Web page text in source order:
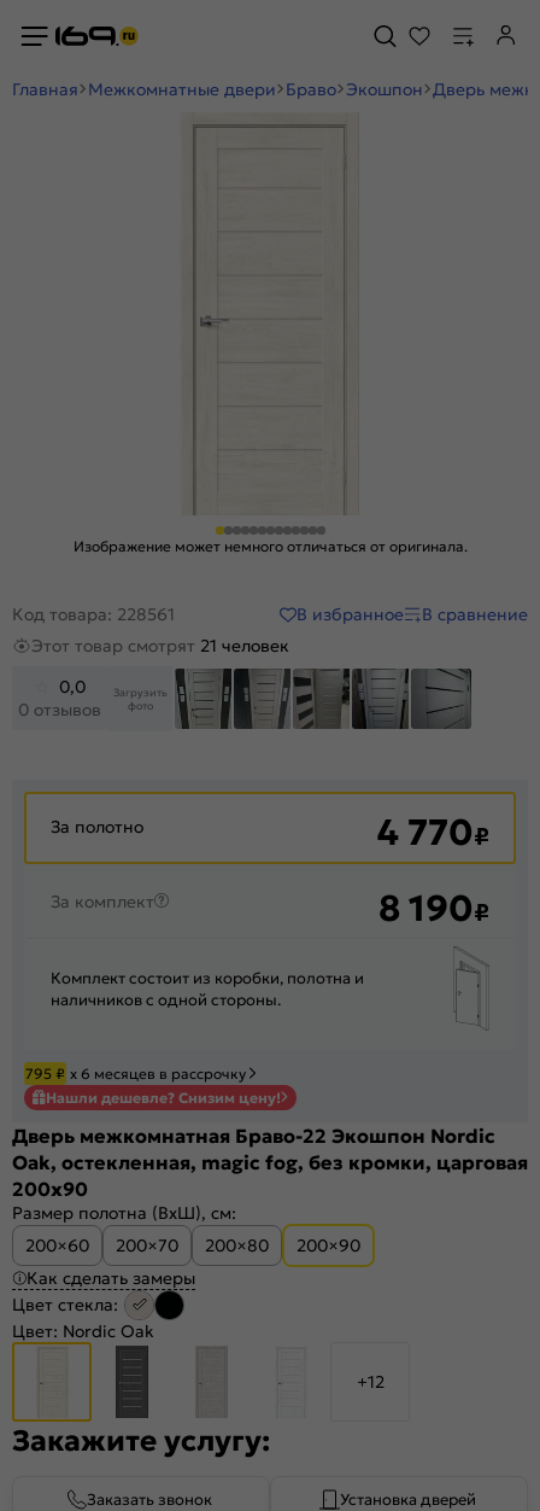
Главная Межкомнатные двери Браво Экошпон Дверь
Изображение может немного отличаться от оригинала.
Код товара: 228561 В избранное
В сравнение
Этот товар смотрят 21 человек
0,0
0 отзывов
Загрузить
фото
За полотно 4 770₽
За комплект 8 190₽
Комплект состоит из коробки, полотна и
наличников с одной стороны.
795 ₽ х 6 месяцев в рассрочку
Нашли дешевле? Снизим цену!
Дверь межкомнатная Браво-22 Экошпон Nordic
Oak, остекленная, magic fog, без кромки, царговая
200x90
Размер полотна (ВхШ), см:
200×60
200×70 200×80
200×90
Как сделать замеры
Цвет стекла:
Цвет: Nordic Oak
+12
Закажите услугу:
Заказать звонок Установка дверей